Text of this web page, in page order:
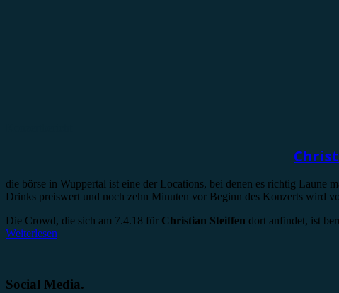
die börse in Wuppertal ist eine der Locations, bei denen es richtig Laune
Drinks preiswert und noch zehn Minuten vor Beginn des Konzerts wird
Die Crowd, die sich am 7.4.18 für Christian Steiffen dort anfindet, ist
Weiterlesen
Social Media.